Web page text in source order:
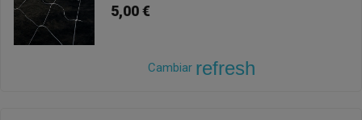
5,00 €
Cambiar refresh